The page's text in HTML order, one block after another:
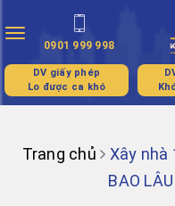
Toggle
navigation
0901 999 998
DV giấy phép
Lo được ca khó
Trang chủ
Xây nhà
BAO